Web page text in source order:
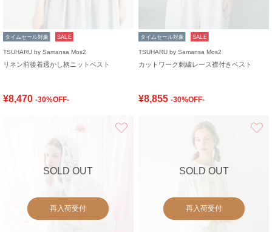
タイムセール対象 SALE
TSUHARU by Samansa Mos2
リネン前後着透かし柄ニットベスト
¥8,470 -30%OFF-
タイムセール対象 SALE
TSUHARU by Samansa Mos2
カットワーク刺繍レース襟付きベスト
¥8,855 -30%OFF-
SOLD OUT
再入荷受付
SOLD OUT
再入荷受付